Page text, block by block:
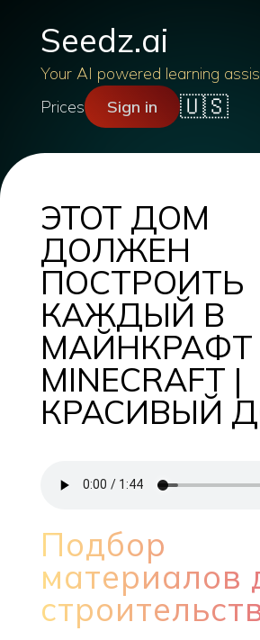
Seedz.ai
Your AI powered learning
Prices
Sign in 🇺🇸
ЭТОТ ДОМ
ДОЛЖЕН
ПОСТРОИТЬ
КАЖДЫЙ В
МАЙНКРАФТ
MINECRAFT |
КРАСИВЫЙ
Подбор
материалов